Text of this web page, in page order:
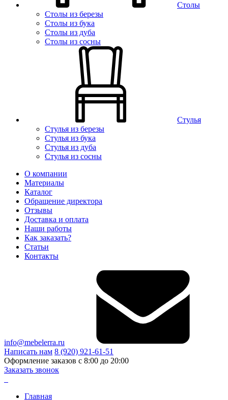
Столы
Столы из березы
Столы из бука
Столы из дуба
Столы из сосны
Стулья
Стулья из березы
Стулья из бука
Стулья из дуба
Стулья из сосны
О компании
Материалы
Каталог
Обращение директора
Отзывы
Доставка и оплата
Наши работы
Как заказать?
Статьи
Контакты
info@mebelerra.ru
Написать нам 8 (920) 921-61-51
Оформление заказов с 8:00 до 20:00
Заказать звонок
Главная